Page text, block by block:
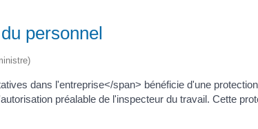
personnel
dans l'entreprise</span> bénéficie d'une
préalable de l'inspecteur du travail. Cette